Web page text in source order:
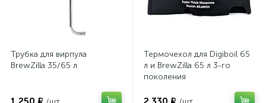
Трубка для вирпула
BrewZilla 35/65 л
Термочехол для Digiboil 65
л и BrewZilla 65 л 3-го
поколения